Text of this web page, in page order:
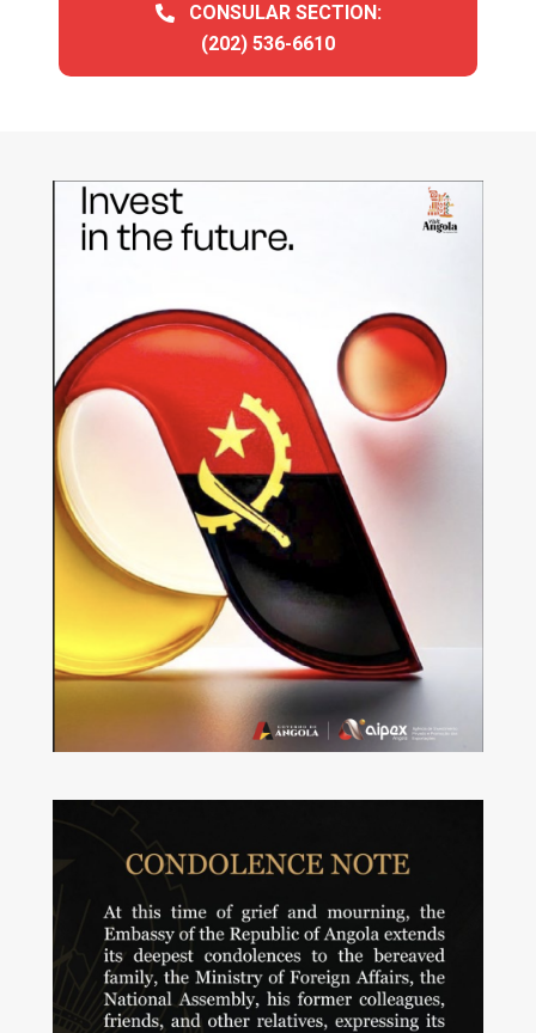
CONSULAR SECTION:
(202) 536-6610